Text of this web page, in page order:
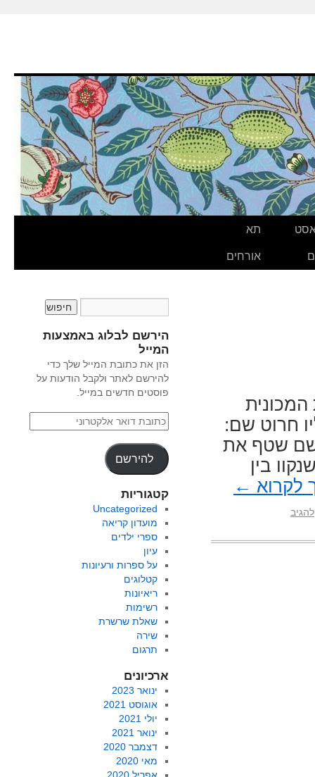
תא
אורחים
חרוט שם:
שטף את
בין
לקרוא ←
להגיב
הירשם לבלוג באמצעות
המייל
הזן את כתובת המייל שלך כדי
להירשם לאתר ולקבל הודעות על
פוסטים חדשים במייל.
להירשם
קטגוריות
Uncategorized
מועדון קריאה
ספרי ילדים
עיון
על ספרות ורעיונות
קטלוגים
ריאיונות
רשימות
שאלת שרשרת
שירה
תרגום
ארכיונים
ינואר 2023
אוגוסט 2021
יולי 2021
ינואר 2021
דצמבר 2020
מאי 2020